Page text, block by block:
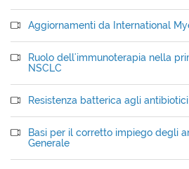
Aggiornamenti da International
Ruolo dell'immunoterapia nella
NSCLC
Resistenza batterica agli antibiotici
Basi per il corretto impiego degli
Generale